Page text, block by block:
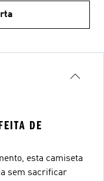
DE
esta camiseta
sem sacrificar